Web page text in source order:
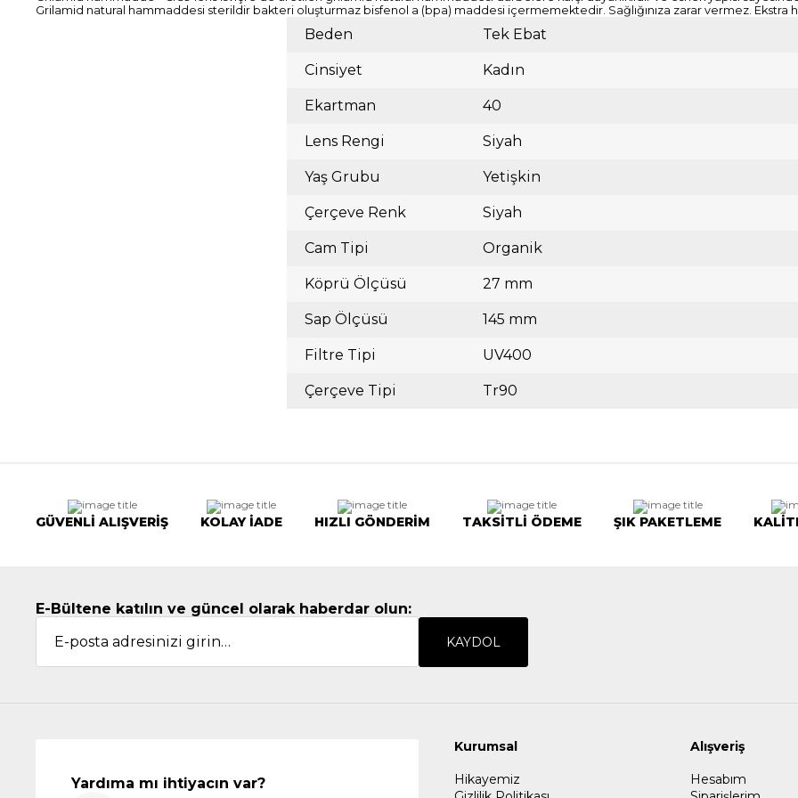
Grilamid natural hammaddesi sterildir bakteri oluşturmaz bisfenol a (bpa) maddesi içermemektedir. Sağlığınıza zarar vermez. Ekstra
Beden Tek Ebat
Cinsiyet Kadın
Ekartman 40
Lens Rengi Siyah
Yaş Grubu Yetişkin
Çerçeve Renk Siyah
Cam Tipi Organik
Köprü Ölçüsü 27 mm
Sap Ölçüsü 145 mm
Filtre Tipi UV400
Çerçeve Tipi Tr90
GÜVENLİ ALIŞVERİŞ KOLAY İADE HIZLI GÖNDERİM TAKSİTLİ ÖDEME ŞIK PAKETLEME
E-Bültene katılın ve güncel olarak haberdar olun:
KAYDOL
Yardıma mı ihtiyacın var?
Kurumsal
Hikayemiz
Alışveriş
Hesabım